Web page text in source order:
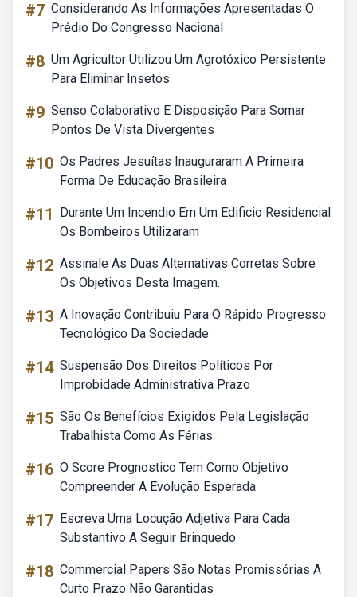
#7 Considerando As Informações Apresentadas O
Prédio Do Congresso Nacional
#8 Um Agricultor Utilizou Um Agrotóxico Persistente
Para Eliminar Insetos
#9 Senso Colaborativo E Disposição Para Somar
Pontos De Vista Divergentes
#10 Os Padres Jesuítas Inauguraram A Primeira
Forma De Educação Brasileira
#11
Durante Um Incendio Em Um Edificio Residencial
Os Bombeiros Utilizaram
#12 Assinale As Duas Alternativas Corretas Sobre
Os Objetivos Desta Imagem.
#13 A Inovação Contribuiu Para O Rápido Progresso
Tecnológico Da Sociedade
#14 Suspensão Dos Direitos Políticos Por
Improbidade Administrativa Prazo
#15 São Os Benefícios Exigidos Pela Legislação
Trabalhista Como As Férias
#16 O Score Prognostico Tem Como Objetivo
Compreender A Evolução Esperada
#17 Escreva Uma Locução Adjetiva Para Cada
Substantivo A Seguir Brinquedo
#18 Commercial Papers São Notas Promissórias A
Curto Prazo Não Garantidas